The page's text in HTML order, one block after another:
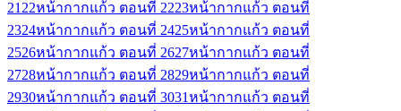
21 22หน้ากากแก้ว ตอนที่ 2223หน้ากากแก้ว ตอนที่
2324หน้ากากแก้ว ตอนที่ 2425หน้ากากแก้ว ตอนที่
2526หน้ากากแก้ว ตอนที่ 2627หน้ากากแก้ว ตอนที่
2728หน้ากากแก้ว ตอนที่ 2829หน้ากากแก้ว ตอนที่
2930หน้ากากแก้ว ตอนที่ 3031หน้ากากแก้ว ตอนที่